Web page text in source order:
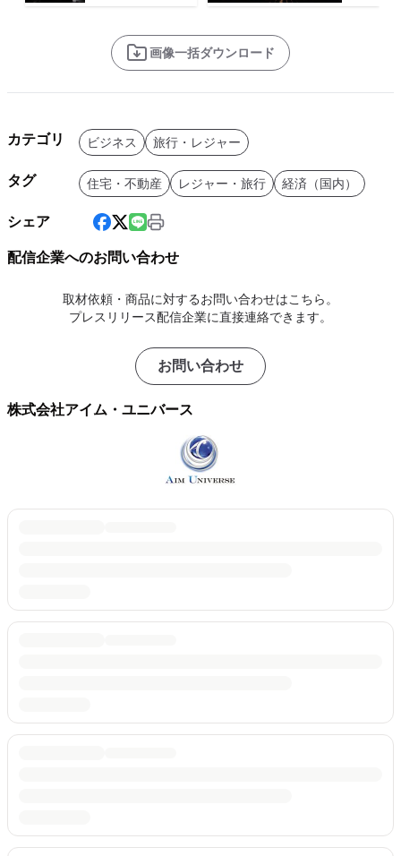
画像一括ダウンロード
カテゴリ ビジネス 旅行・レジャー
タグ 住宅・不動産 レジャー・旅行 経済（国内）
シェア
配信企業へのお問い合わせ
取材依頼・商品に対するお問い合わせはこちら。
プレスリリース配信企業に直接連絡できます。
お問い合わせ
株式会社アイム・ユニバース